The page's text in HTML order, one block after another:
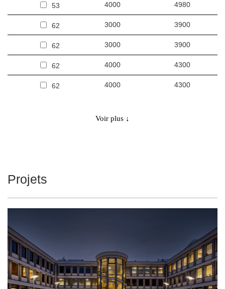
53 4000 4980
62 3000 3900
62 3000 3900
62 4000 4300
62 4000 4300
3000
30/38/45/53
2040/2600/3000/3600
30/38/45/53 2550/3200/3800/4500
30/38/45/53 4000 2820/3570/4200/4980
30/38/45/53 3000 1890/2400/2800/3330
Voir plus ↓
Projets